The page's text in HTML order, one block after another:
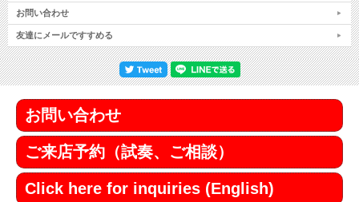
お問い合わせ
友達にメールですすめる
お問い合わせ
ご来店予約（試奏、ご相談）
Click here for inquiries (English)